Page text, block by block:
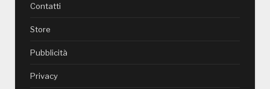
Contatti
Store
Pubblicità
Privacy